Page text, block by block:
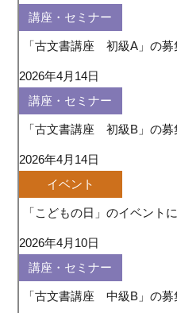
講座・セミナー
「古文書講座 初級A」の募
2026年4月14日
講座・セミナー
「古文書講座 初級B」の募
2026年4月14日
イベント
「こどもの日」のイベント
2026年4月10日
講座・セミナー
「古文書講座 中級B」の募